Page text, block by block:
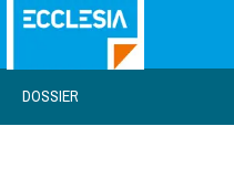
DOSSIER